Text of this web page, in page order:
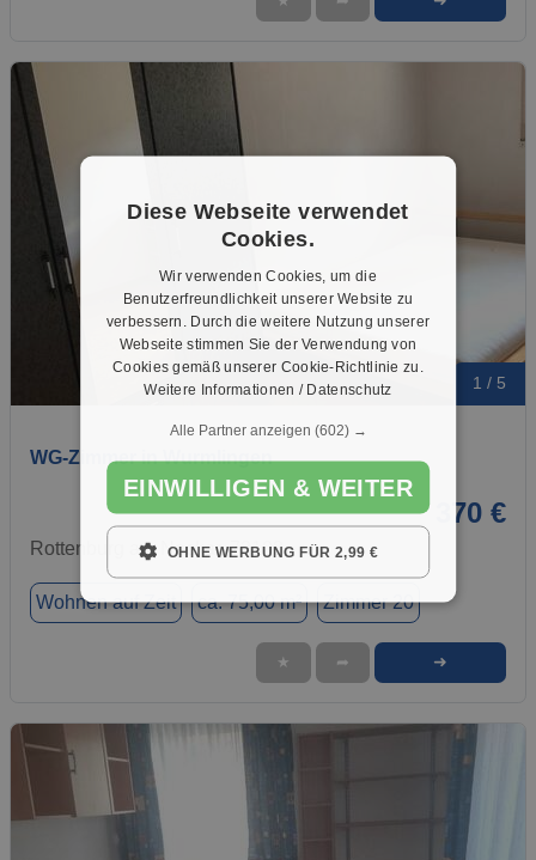
1 / 5
WG-Zimmer in Wurmlingen
370 €
Rottenburg am Neckar, 72108
Wohnen auf Zeit ca. 75,00 m² Zimmer 20
★ ➦ ➜
Diese Webseite verwendet
Cookies.
Wir verwenden Cookies, um die
Benutzerfreundlichkeit unserer Website zu
verbessern. Durch die weitere Nutzung unserer
Webseite stimmen Sie der Verwendung von
Cookies gemäß unserer Cookie-Richtlinie zu.
Weitere Informationen / Datenschutz
Alle Partner anzeigen (602) →
EINWILLIGEN & WEITER
OHNE WERBUNG FÜR 2,99 €